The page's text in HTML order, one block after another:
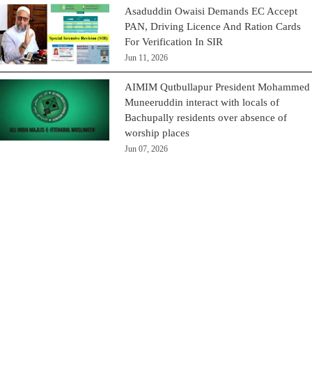
Asaduddin Owaisi Demands EC Accept
PAN, Driving Licence And Ration Cards
For Verification In SIR
Jun 11, 2026
AIMIM Qutbullapur President Mohammed
Muneeruddin interact with locals of
Bachupally residents over absence of
worship places
Jun 07, 2026